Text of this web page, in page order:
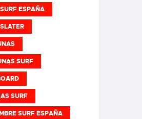
ESPAÑA
SURF
SURF
SURF ESPAÑA